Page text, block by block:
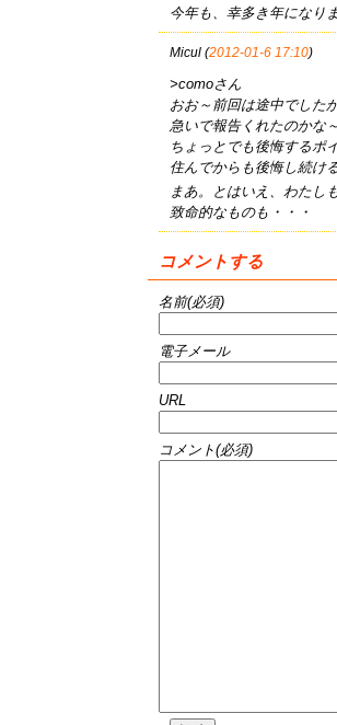
今年も、幸多き年になり
Micul (2012-01-6 17:10)
>comoさん
おお～前回は途中でした
急いで報告くれたのかな
ちょっとでも後悔するポ
住んでからも後悔し続け
まあ。とはいえ、わたし
致命的なものも・・・
コメントする
名前(必須)
電子メール
URL
コメント(必須)